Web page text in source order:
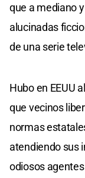
que a mediano
alucinadas
de una serie
Hubo en EEUU
que vecinos
normas
atendiendo sus
odiosos